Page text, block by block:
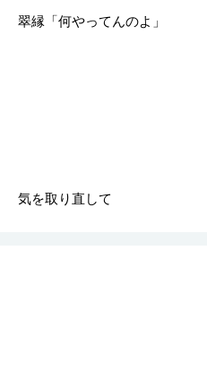
翠縁「何やってんのよ」
気を取り直して